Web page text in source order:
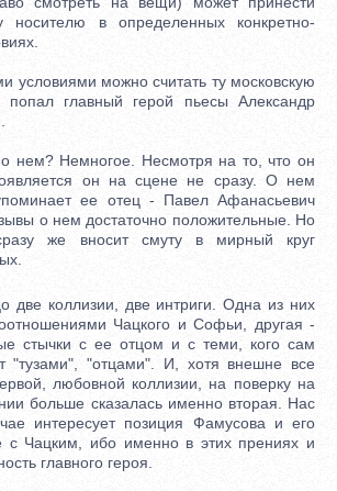
носителю в определенных конкретно-
условиями можно считать ту московскую
попал главный герой пьесы Александр
Немногое. Несмотря на то, что он
он на сцене не сразу. О нем
ее отец - Павел Афанасьевич
о нем достаточно положительные. Но
же вносит смуту в мирный круг
коллизии, две интриги. Одна из них
Чацкого и Софьи, другая -
стычки с ее отцом и с теми, кого сам
"тузами", "отцами". И, хотя внешне все
любовной коллизии, на поверку на
больше сказалась именно вторая. Нас
интересует позиция Фамусова и его
с Чацким, ибо именно в этих прениях и
главного героя.